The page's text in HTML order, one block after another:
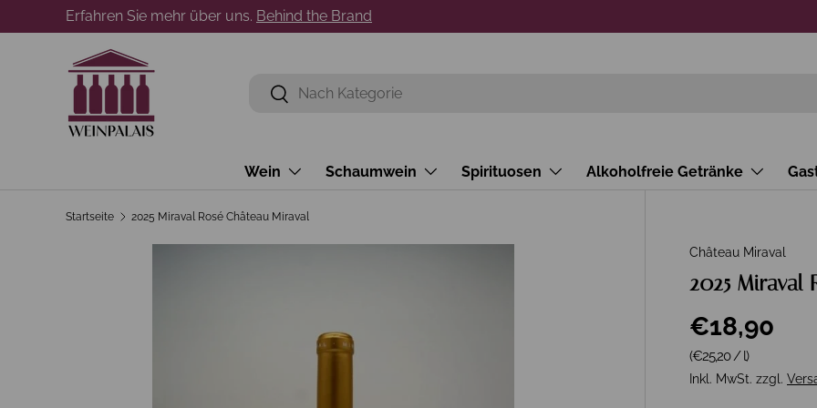
Direkt zum Inhalt
Erfahren Sie mehr über uns. Behind the Brand
Suchen
Suchen
Wein Schaumwein Spirituosen Alkoholfreie Getränke
Startseite 2025 Miraval Rosé Château Miraval
Château Miraval
2025 Miraval
€18,90
Grundpreis
(€25,20/l)
Inkl. MwSt. zzgl.